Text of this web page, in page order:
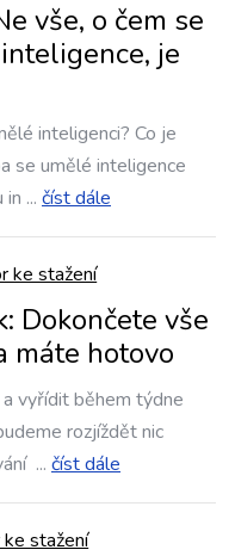
vše, o čem se
je
inteligenci? Co je
se umělé inteligence
in ... číst dále
ke stažení
Dokončete vše
máte hotovo
vyřídit během týdne
rozjíždět nic
... číst dále
stažení